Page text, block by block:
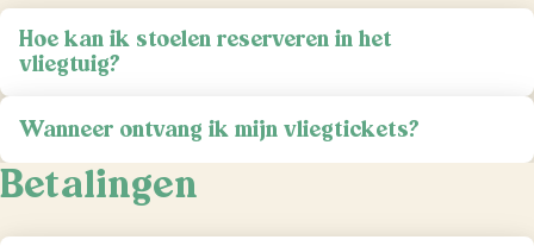
Hoe kan ik stoelen reserveren in het
vliegtuig?
Wanneer ontvang ik mijn vliegtickets?
Betalingen